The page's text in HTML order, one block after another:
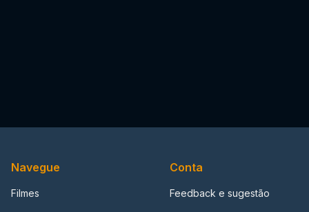
Navegue
Filmes
Conta
Feedback e sugestão